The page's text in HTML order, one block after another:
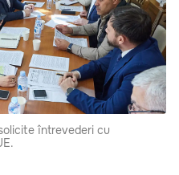
întrevederi cu